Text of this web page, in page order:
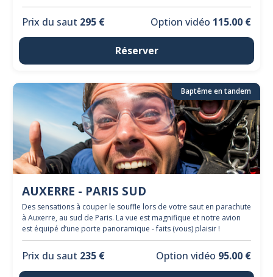
Prix du saut 295 € Option vidéo 115.00 €
Réserver
Baptême en tandem
AUXERRE - PARIS SUD
Des sensations à couper le souffle lors de votre saut en parachute
à Auxerre, au sud de Paris. La vue est magnifique et notre avion
est équipé d’une porte panoramique - faits (vous) plaisir !
Prix du saut 235 € Option vidéo 95.00 €